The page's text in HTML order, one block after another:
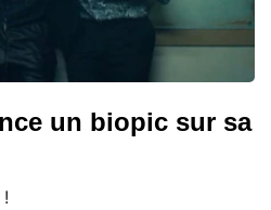
un biopic sur sa